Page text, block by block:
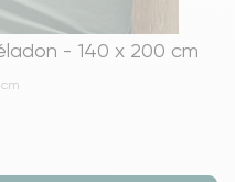
- 140 x 200 cm